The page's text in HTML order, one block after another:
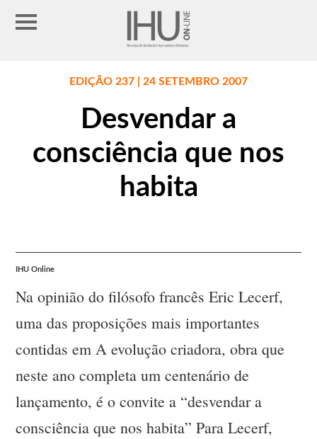
EDIÇÃO 237 | 24 SETEMBRO 2007
Desvendar a
consciência que nos
habita
IHU Online
Na opinião do filósofo francês Eric Lecerf,
uma das proposições mais importantes
contidas em A evolução criadora, obra que
neste ano completa um centenário de
lançamento, é o convite a “desvendar a
consciência que nos habita” Para Lecerf,